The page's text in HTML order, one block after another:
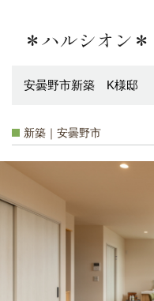
＊ハルシオン＊
安曇野市新築 K様邸
新築｜安曇野市